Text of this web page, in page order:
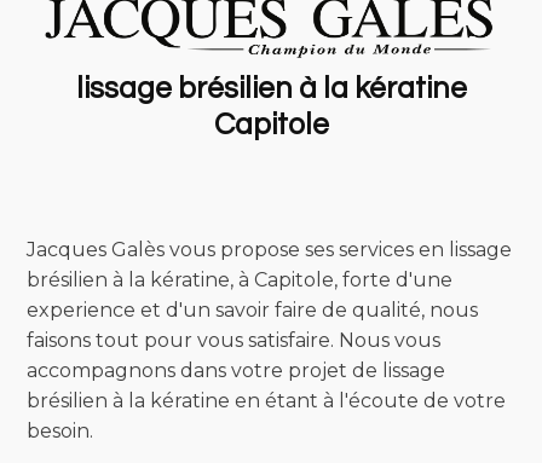
lissage brésilien à la kératine
Capitole
Jacques Galès vous propose ses services en lissage
brésilien à la kératine, à Capitole, forte d'une
experience et d'un savoir faire de qualité, nous
faisons tout pour vous satisfaire. Nous vous
accompagnons dans votre projet de lissage
brésilien à la kératine en étant à l'écoute de votre
besoin.